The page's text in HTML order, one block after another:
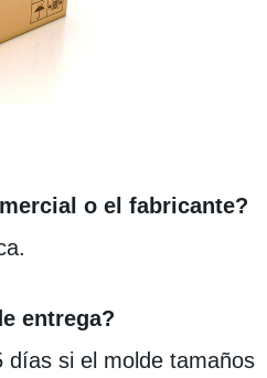
o el fabricante?
entrega?
días si el molde tamaños